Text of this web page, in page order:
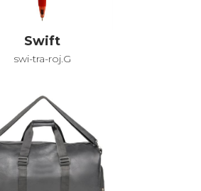
Swift
swi-tra-roj.G